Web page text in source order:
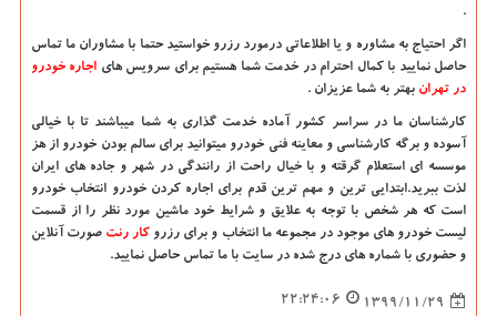
.
اگر احتیاج به مشاوره و یا اطلاعاتی درمورد رزرو خواستید حتما با مشاوران ما تماس
حاصل نمایید با کمال احترام در خدمت شما هستیم برای سرویس های اجاره خودرو
در تهران بهتر به شما عزیزان .
کارشناسان ما در سراسر کشور آماده خدمت گذاری به شما میباشند تا با خیالی
آسوده و برگه کارشناسی و معاینه فنی خودرو میتوانید برای سالم بودن خودرو از هز
موسسه ای استعلام گرقته و با خیال راحت از رانندگی در شهر و جاده های ایران
لذت ببرید.ابتدایی ترین و مهم ترین قدم برای اجاره کردن خودرو انتخاب خودرو
است که هر شخص با توجه به علایق و شرایط خود ماشین مورد نظر را از قسمت
لیست خودرو های موجود در مجموعه ما انتخاب و برای رزرو کار رنت صورت آنلاین
و حضوری با شماره های درج شده در سایت با ما تماس حاصل نمایید.
1399/11/29
22:24:06